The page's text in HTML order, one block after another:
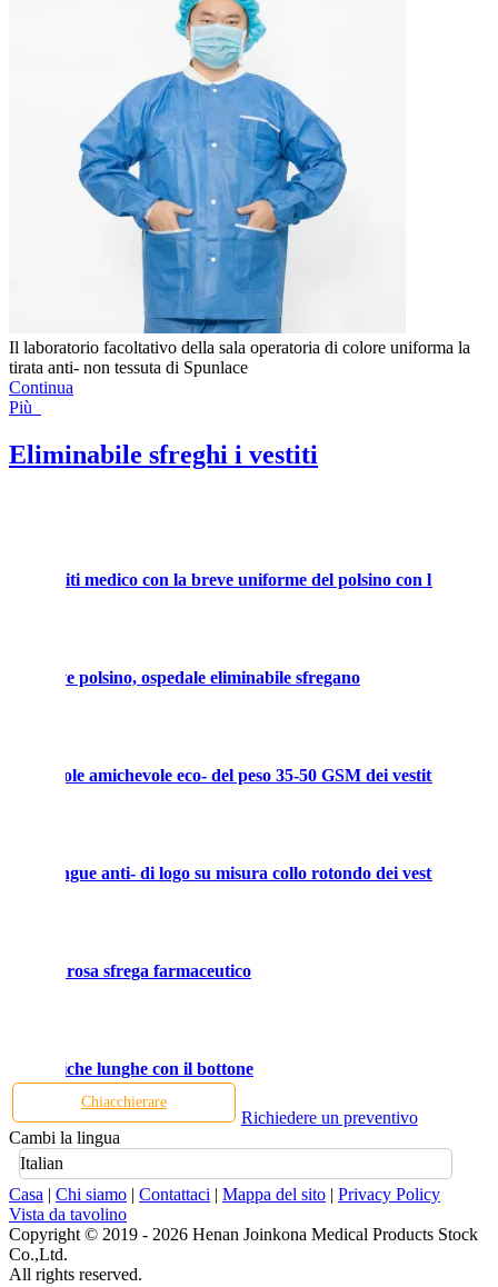
Il laboratorio facoltativo della sala operatoria di colore uniforma la
tirata anti- non tessuta di Spunlace
Continua
Più
Eliminabile sfreghi i vestiti
vestiti medico con la breve uniforme del polsino con
il breve polsino, ospedale eliminabile sfregano
durevole amichevole eco- del peso 35-50 GSM dei vestiti
il sangue anti- di logo su misura collo rotondo dei vestiti
rosa sfrega farmaceutico
maniche lunghe con il bottone
Chiacchierare
Richiedere un preventivo
Cambi la lingua
Italian
Casa | Chi siamo | Contattaci | Mappa del sito | Privacy Policy
Vista da tavolino
Copyright © 2019 - 2026 Henan Joinkona Medical Products Stock
Co.,Ltd.
All rights reserved.